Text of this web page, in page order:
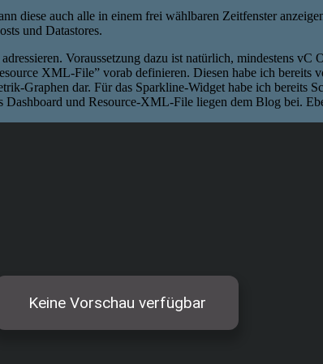
diese auch alle in einem frei wählbaren Zeitfenster
und Datastores.
Voraussetzung dazu ist natürlich, mindestens vC
XML-File” vorab definieren. Diesen habe ich
Graphen dar. Für das Sparkline-Widget habe ich
und Resource-XML-File liegen dem Blog bei.